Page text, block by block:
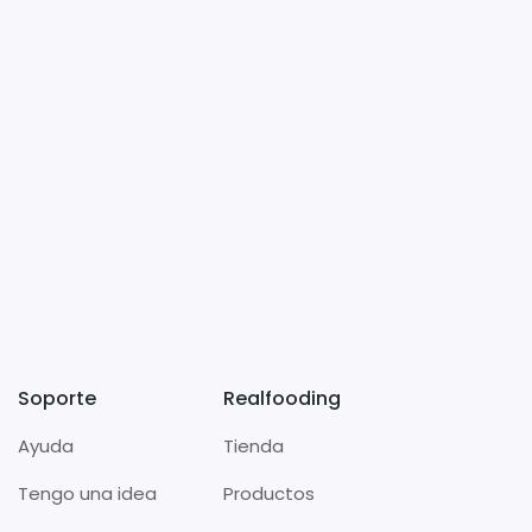
Soporte
Ayuda
Tengo una idea
Realfooding
Tienda
Productos